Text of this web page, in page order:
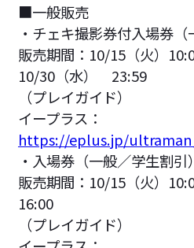
■一般販売
・チェキ撮影券付入場券（
販売期間：10/15（火）
10/30（水） 23:59
（プレイガイド）
イープラス：
https://eplus.jp/
・入場券（一般／学生割引）
販売期間：10/15（火）
16:00
（プレイガイド）